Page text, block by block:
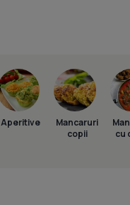
Aperitive
Mancaruri
copii
cu